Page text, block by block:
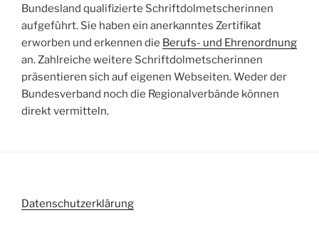
Bundesland qualifizierte Schriftdolmetscherinnen
aufgeführt. Sie haben ein anerkanntes Zertifikat
erworben und erkennen die Berufs- und Ehrenordnung
an. Zahlreiche weitere Schriftdolmetscherinnen
präsentieren sich auf eigenen Webseiten. Weder der
Bundesverband noch die Regionalverbände können
direkt vermitteln.
Datenschutzerklärung